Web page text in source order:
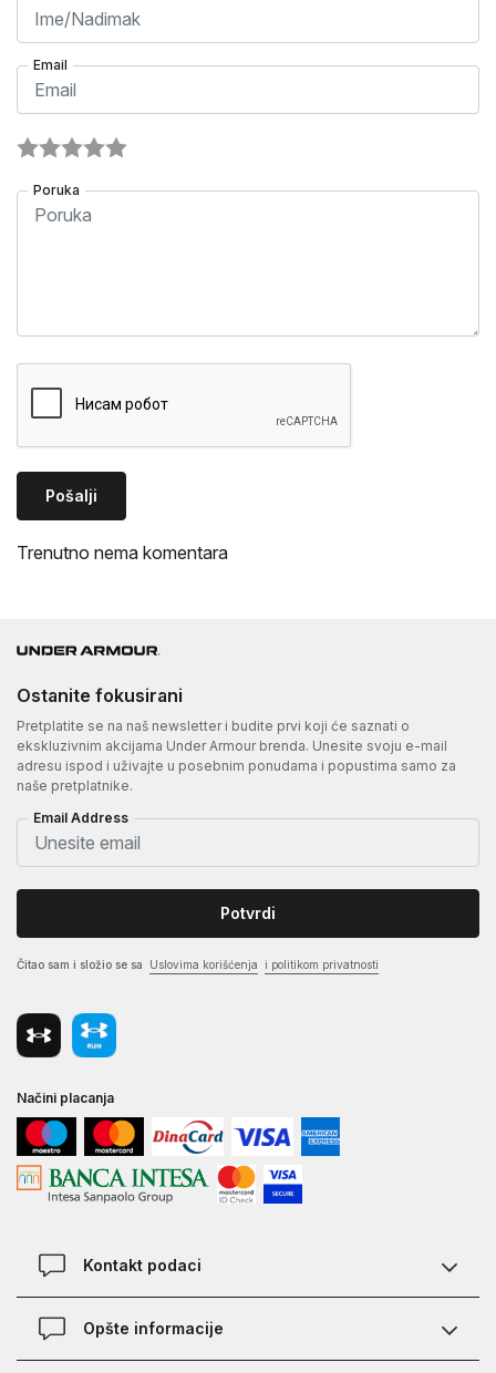
Email
Poruka
Pošalji
Trenutno nema komentara
Ostanite fokusirani
Pretplatite se na naš newsletter i budite prvi koji će saznati o
ekskluzivnim akcijama Under Armour brenda. Unesite svoju e-mail
adresu ispod i uživajte u posebnim ponudama i popustima samo za
naše pretplatnike.
Email Address
Potvrdi
Čitao sam i složio se sa Uslovima korišćenja i politikom privatnosti
Načini placanja
Kontakt podaci
Chat
Opšte informacije